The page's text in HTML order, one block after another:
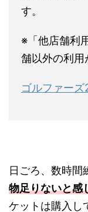
す。
※「他店舗利
舗以外の利用
ゴルファー
日ごろ、数時間
物足りないと感
ケットは購入し